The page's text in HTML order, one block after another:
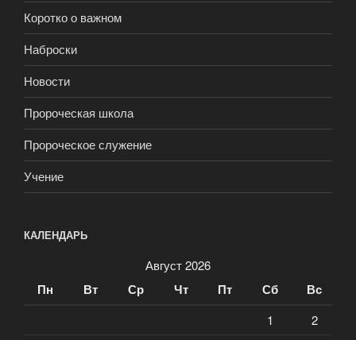
Коротко о важном
Наброски
Новости
Пророческая школа
Пророческое служение
Учение
КАЛЕНДАРЬ
Август 2026
Пн Вт Ср Чт Пт Сб Вс
1
2